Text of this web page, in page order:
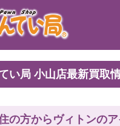
い局 小山店最新買取
の方からヴィトンの